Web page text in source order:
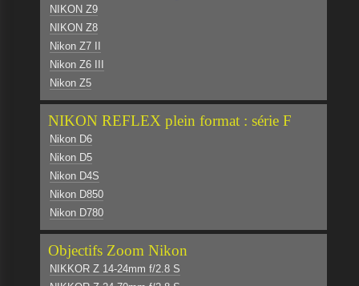
NIKON Z9
NIKON Z8
Nikon Z7 II
Nikon Z6 III
Nikon Z5
NIKON REFLEX plein format : série F
Nikon D6
Nikon D5
Nikon D4S
Nikon D850
Nikon D780
Objectifs Zoom Nikon
NIKKOR Z 14-24mm f/2.8 S